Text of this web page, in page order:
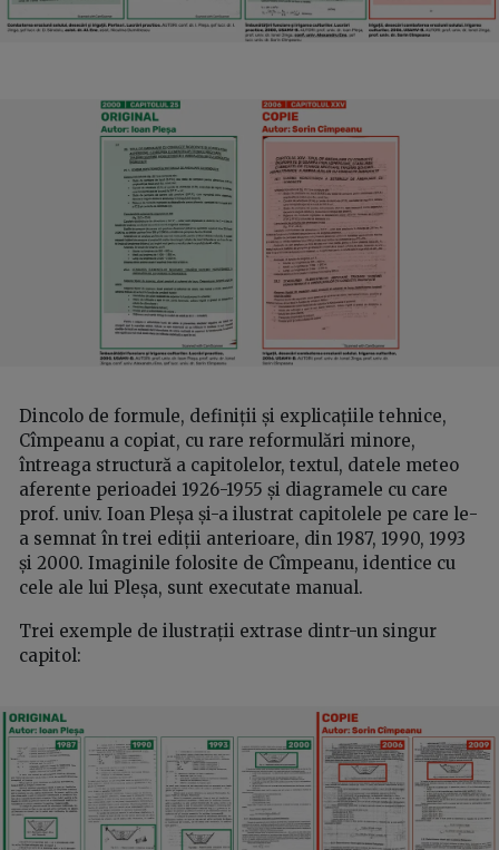
Dincolo de formule, definiții și explicațiile tehnice,
Cîmpeanu a copiat, cu rare reformulări minore,
întreaga structură a capitolelor, textul, datele meteo
aferente perioadei 1926-1955 și diagramele cu care
prof. univ. Ioan Pleșa și-a ilustrat capitolele pe care le-
a semnat în trei ediții anterioare, din 1987, 1990, 1993
și 2000. Imaginile folosite de Cîmpeanu, identice cu
cele ale lui Pleșa, sunt executate manual.
Trei exemple de ilustrații extrase dintr-un singur
capitol: